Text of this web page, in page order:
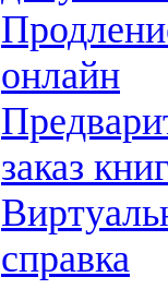
онлайн
заказ
справка